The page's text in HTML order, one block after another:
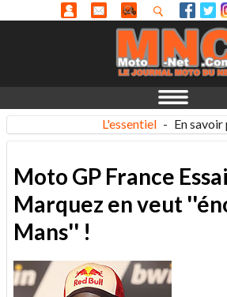
L'essentiel - En savoir
Moto GP France
Marquez en veut
Mans'' !